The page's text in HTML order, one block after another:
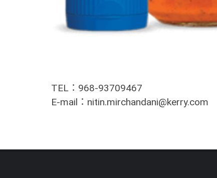
TEL：968-93709467
E-mail：nitin.mirchandani@kerry.com